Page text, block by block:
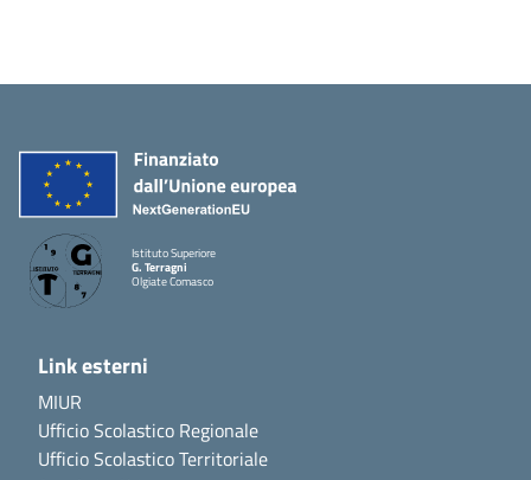
Istituto Superiore
G. Terragni
Olgiate Comasco
Link esterni
MIUR
Ufficio Scolastico Regionale
Ufficio Scolastico Territoriale